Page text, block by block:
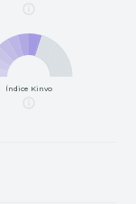
Índice Kinvo